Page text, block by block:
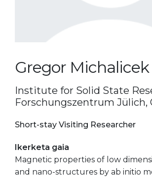
Gregor Michalicek
Institute for Solid State
Forschungszentrum Jülich,
Short-stay Visiting Researcher
Ikerketa gaia
Magnetic properties of low
and nano-structures by ab initio